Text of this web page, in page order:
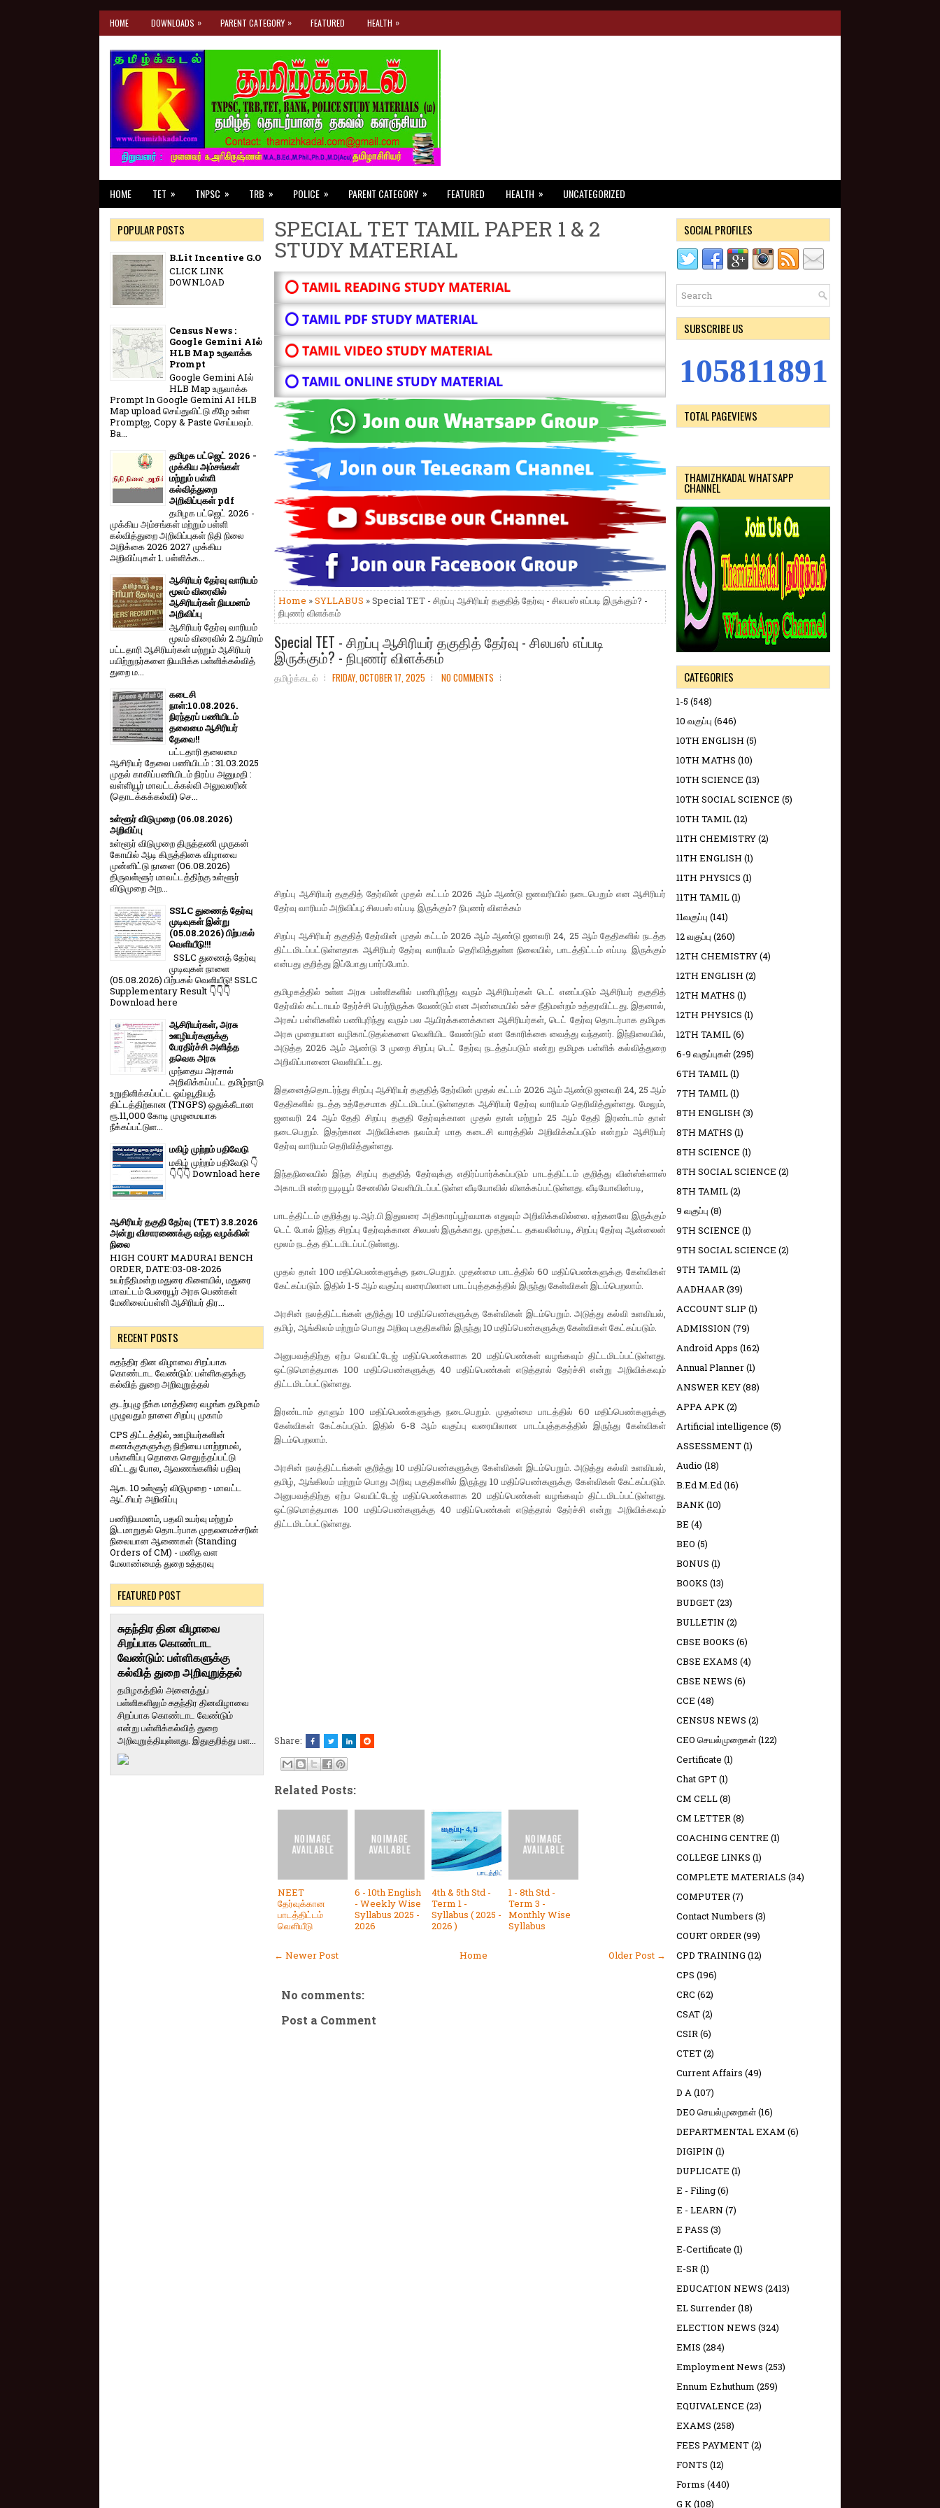
HOME DOWNLOADS » PARENT CATEGORY » FEATURED HEALTH »
HOME TET » TNPSC » TRB » POLICE » PARENT CATEGORY » FEATURED HEALTH » UNCATEGORIZED
SPECIAL TET TAMIL PAPER 1 & 2
STUDY MATERIAL
⭕ TAMIL READING STUDY MATERIAL
⭕ TAMIL PDF STUDY MATERIAL
⭕ TAMIL VIDEO STUDY MATERIAL
⭕ TAMIL ONLINE STUDY MATERIAL
Home »SYLLABUS » Special TET - சிறப்பு ஆசிரியர் தகுதித் தேர்வு - சிலபஸ் எப்படி இருக்கும்? -
நிபுணர் விளக்கம்
Special TET - சிறப்பு ஆசிரியர் தகுதித் தேர்வு - சிலபஸ் எப்படி
இருக்கும்? - நிபுணர் விளக்கம்
தமிழ்க்கடல் FRIDAY, OCTOBER 17, 2025 NO COMMENTS
சிறப்பு ஆசிரியர் தகுதித் தேர்வின் முதல் கட்டம் 2026 ஆம் ஆண்டு ஜனவரியில் நடைபெறும் என ஆசிரியர்
தேர்வு வாரியம் அறிவிப்பு; சிலபஸ் எப்படி இருக்கும்? நிபுணர் விளக்கம்
சிறப்பு ஆசிரியர் தகுதித் தேர்வின் முதல் கட்டம் 2026 ஆம் ஆண்டு ஜனவரி 24, 25 ஆம் தேதிகளில் நடத்த
திட்டமிடப்பட்டுள்ளதாக ஆசிரியர் தேர்வு வாரியம் தெரிவித்துள்ள நிலையில், பாடத்திட்டம் எப்படி இருக்கும்
என்பது குறித்து இப்போது பார்ப்போம்.
தமிழகத்தில் உள்ள அரசு பள்ளிகளில் பணிபுரிந்து வரும் ஆசிரியர்கள் டெட் எனப்படும் ஆசிரியர் தகுதித்
தேர்வில் கட்டாயம் தேர்ச்சி பெற்றிருக்க வேண்டும் என அண்மையில் உச்ச நீதிமன்றம் உத்தரவிட்டது. இதனால்,
அரசுப் பள்ளிகளில் பணிபுரிந்து வரும் பல ஆயிரக்கணக்கான ஆசிரியர்கள், டெட் தேர்வு தொடர்பாக தமிழக
அரசு முறையான வழிகாட்டுதல்களை வெளியிட வேண்டும் என கோரிக்கை வைத்து வந்தனர். இந்நிலையில்,
அடுத்த 2026 ஆம் ஆண்டு 3 முறை சிறப்பு டெட் தேர்வு நடத்தப்படும் என்று தமிழக பள்ளிக் கல்வித்துறை
அறிவிப்பாணை வெளியிட்டது.
இதனைத்தொடர்ந்து சிறப்பு ஆசிரியர் தகுதித் தேர்வின் முதல் கட்டம் 2026 ஆம் ஆண்டு ஜனவரி 24, 25 ஆம்
தேதிகளில் நடத்த உத்தேசமாக திட்டமிடப்பட்டுள்ளதாக ஆசிரியர் தேர்வு வாரியம் தெரிவித்துள்ளது. மேலும்,
ஜனவரி 24 ஆம் தேதி சிறப்பு தகுதி தேர்வுக்கான முதல் தாள் மற்றும் 25 ஆம் தேதி இரண்டாம் தாள்
நடைபெறும். இதற்கான அறிவிக்கை நவம்பர் மாத கடைசி வாரத்தில் அறிவிக்கப்படும் என்றும் ஆசிரியர்
தேர்வு வாரியம் தெரிவித்துள்ளது.
இந்தநிலையில் இந்த சிறப்பு தகுதித் தேர்வுக்கு எதிர்ப்பார்க்கப்படும் பாடத்திட்டம் குறித்து வின்ஸ்க்ளாஸ்
அகாடமி என்ற யூடியூப் சேனலில் வெளியிடப்பட்டுள்ள வீடியோவில் விளக்கப்பட்டுள்ளது. வீடியோவின்படி,
பாடத்திட்டம் குறித்து டி.ஆர்.பி இதுவரை அதிகாரப்பூர்வமாக எதுவும் அறிவிக்கவில்லை. ஏற்கனவே இருக்கும்
டெட் போல் இந்த சிறப்பு தேர்வுக்கான சிலபஸ் இருக்காது. முதற்கட்ட தகவலின்படி, சிறப்பு தேர்வு ஆன்லைன்
மூலம் நடத்த திட்டமிடப்பட்டுள்ளது.
முதல் தாள் 100 மதிப்பெண்களுக்கு நடைபெறும். முதன்மை பாடத்தில் 60 மதிப்பெண்களுக்கு கேள்விகள்
கேட்கப்படும். இதில் 1-5 ஆம் வகுப்பு வரையிலான பாடப்புத்தகத்தில் இருந்து கேள்விகள் இடம்பெறலாம்.
அரசின் நலத்திட்டங்கள் குறித்து 10 மதிப்பெண்களுக்கு கேள்விகள் இடம்பெறும். அடுத்து கல்வி உளவியல்,
தமிழ், ஆங்கிலம் மற்றும் பொது அறிவு பகுதிகளில் இருந்து 10 மதிப்பெண்களுக்கு கேள்விகள் கேட்கப்படும்.
அனுபவத்திற்கு ஏற்ப வெயிட்டேஜ் மதிப்பெண்களாக 20 மதிப்பெண்கள் வழங்கவும் திட்டமிடப்பட்டுள்ளது.
ஒட்டுமொத்தமாக 100 மதிப்பெண்களுக்கு 40 மதிப்பெண்கள் எடுத்தால் தேர்ச்சி என்று அறிவிக்கவும்
திட்டமிடப்பட்டுள்ளது.
இரண்டாம் தாளும் 100 மதிப்பெண்களுக்கு நடைபெறும். முதன்மை பாடத்தில் 60 மதிப்பெண்களுக்கு
கேள்விகள் கேட்கப்படும். இதில் 6-8 ஆம் வகுப்பு வரையிலான பாடப்புத்தகத்தில் இருந்து கேள்விகள்
இடம்பெறலாம்.
அரசின் நலத்திட்டங்கள் குறித்து 10 மதிப்பெண்களுக்கு கேள்விகள் இடம்பெறும். அடுத்து கல்வி உளவியல்,
தமிழ், ஆங்கிலம் மற்றும் பொது அறிவு பகுதிகளில் இருந்து 10 மதிப்பெண்களுக்கு கேள்விகள் கேட்கப்படும்.
அனுபவத்திற்கு ஏற்ப வெயிட்டேஜ் மதிப்பெண்களாக 20 மதிப்பெண்கள் வழங்கவும் திட்டமிடப்பட்டுள்ளது.
ஒட்டுமொத்தமாக 100 மதிப்பெண்களுக்கு 40 மதிப்பெண்கள் எடுத்தால் தேர்ச்சி என்று அறிவிக்கவும்
திட்டமிடப்பட்டுள்ளது.
Share:
Related Posts:
NEET
தேர்வுக்கான
பாடத்திட்டம்
வெளியீடு
6 - 10th English
- Weekly Wise
Syllabus 2025 -
2026
4th & 5th Std -
Term 1 -
Syllabus ( 2025 -
2026 )
1 - 8th Std -
Term 3 -
Monthly Wise
Syllabus
← Newer Post Older Post →
Home
No comments:
Post a Comment
POPULAR POSTS
B.Lit Incentive G.O
CLICK LINK
DOWNLOAD
Census News :
Google Gemini AIல்
HLB Map உருவாக்க
Prompt
Google Gemini AIல்
HLB Map உருவாக்க
Prompt In Google Gemini AI HLB
Map upload செய்துவிட்டு கீழே உள்ள
Promptஐ, Copy & Paste செய்யவும்.
Ba...
தமிழக பட்ஜெட் 2026 -
முக்கிய அம்சங்கள்
மற்றும் பள்ளி
கல்வித்துறை
அறிவிப்புகள் pdf
தமிழக பட்ஜெட் 2026 -
முக்கிய அம்சங்கள் மற்றும் பள்ளி
கல்வித்துறை அறிவிப்புகள் நிதி நிலை
அறிக்கை 2026 2027 முக்கிய
அறிவிப்புகள் 1. பள்ளிக்க...
ஆசிரியர் தேர்வு வாரியம்
மூலம் விரைவில்
ஆசிரியர்கள் நியமனம்
அறிவிப்பு
ஆசிரியர் தேர்வு வாரி​யம்
மூலம் விரை​வில் 2 ஆயிரம்
பட்​ட​தாரி ஆசிரியர்​கள் மற்​றும் ஆசிரியர்
பயிற்றுநர்​களை நியமிக்க பள்​ளிக்​கல்​வித்​
துறை ம...
கடைசி
நாள்:10.08.2026.
நிரந்தரப் பணியிடம்
தலைமை ஆசிரியர்
தேவை!!
பட்டதாரி தலைமை
ஆசிரியர் தேவை பணியிடம் : 31.03.2025
முதல் காலிப்பணியிடம் நிரப்ப அனுமதி :
வள்ளியூர் மாவட்டக்கல்வி அலுவலரின்
(தொடக்கக்கல்வி) செ...
உள்ளூர் விடுமுறை (06.08.2026)
அறிவிப்பு
உள்ளூர் விடுமுறை திருத்தணி முருகன்
கோயில் ஆடி கிருத்திகை விழாவை
முன்னிட்டு நாளை (06.08.2026)
திருவள்ளூர் மாவட்டத்திற்கு உள்ளூர்
விடுமுறை அற...
SSLC துணைத் தேர்வு
முடிவுகள் இன்று
(05.08.2026) பிற்பகல்
வெளியீடு!!!
SSLC துணைத் தேர்வு
முடிவுகள் நாளை
(05.08.2026) பிற்பகல் வெளியீடு! SSLC
Supplementary Result 👇👇👇
Download here
ஆசிரியர்கள், அரசு
ஊழியர்களுக்கு
பேரதிர்ச்சி அளித்த
தவெக அரசு
முந்தைய அரசால்
அறிவிக்கப்பட்ட தமிழ்நாடு
உறுதிளிக்கப்பட்ட ஓய்வூதியத்
திட்டத்திற்கான (TNGPS) ஒதுக்கீடான
ரூ.11,000 கோடி முழுமையாக
நீக்கப்பட்டுள...
மகிழ் முற்றம் பதிவேடு
மகிழ் முற்றம் பதிவேடு 👇
👇👇👇 Download here
ஆசிரியர் தகுதி தேர்வு (TET) 3.8.2026
அன்று விசாரணைக்கு வந்த வழக்கின்
நிலை
HIGH COURT MADURAI BENCH
ORDER, DATE:03-08-2026
உயர்நீதிமன்ற மதுரை கிளையில், மதுரை
மாவட்டம் பேரையூர் அரசு பெண்கள்
மேனிலைப்பள்ளி ஆசிரியர் திர...
RECENT POSTS
சுதந்திர தின விழாவை சிறப்பாக
கொண்டாட வேண்டும்: பள்ளிகளுக்கு
கல்வித் துறை அறிவுறுத்தல்
குடற்புழு நீக்க மாத்திரை வழங்க தமிழகம்
முழுவதும் நாளை சிறப்பு முகாம்
CPS திட்டத்தில், ஊழியர்களின்
கணக்குகளுக்கு நிதியை மாற்றாமல்,
பங்களிப்பு தொகை செலுத்தப்பட்டு
விட்டது போல, ஆவணங்களில் பதிவு
ஆக. 10 உள்ளூர் விடுமுறை - மாவட்ட
ஆட்சியர் அறிவிப்பு
பணிநியமனம், பதவி உயர்வு மற்றும்
இடமாறுதல் தொடர்பாக முதலமைச்சரின்
நிலையான ஆணைகள் (Standing
Orders of CM) - மனித வள
மேலாண்மைத் துறை உத்தரவு
FEATURED POST
சுதந்திர தின விழாவை
சிறப்பாக கொண்டாட
வேண்டும்: பள்ளிகளுக்கு
கல்வித் துறை அறிவுறுத்தல்
தமிழகத்தில் அனைத்துப்
பள்ளிகளிலும் சுதந்திர தினவிழாவை
சிறப்பாக கொண்டாட வேண்டும்
என்று பள்ளிக்கல்வித் துறை
அறிவுறுத்தியுள்ளது. இதுகுறித்து பள...
SOCIAL PROFILES
SUBSCRIBE US
105811891
TOTAL PAGEVIEWS
THAMIZHKADAL WHATSAPP
CHANNEL
CATEGORIES
1-5 (548)
10 வகுப்பு (646)
10TH ENGLISH (5)
10TH MATHS (10)
10TH SCIENCE (13)
10TH SOCIAL SCIENCE (5)
10TH TAMIL(12)
11TH CHEMISTRY(2)
11TH ENGLISH (1)
11TH PHYSICS (1)
11TH TAMIL(1)
11வகுப்பு (141)
12 வகுப்பு (260)
12TH CHEMISTRY(4)
12TH ENGLISH (2)
12TH MATHS (1)
12TH PHYSICS (1)
12TH TAMIL(6)
6-9 வகுப்புகள்(295)
6TH TAMIL(1)
7TH TAMIL(1)
8TH ENGLISH (3)
8TH MATHS (1)
8TH SCIENCE (1)
8TH SOCIAL SCIENCE (2)
8TH TAMIL(2)
9 வகுப்பு (8)
9TH SCIENCE (1)
9TH SOCIAL SCIENCE (2)
9TH TAMIL(2)
AADHAAR(39)
ACCOUNT SLIP (1)
ADMISSION (79)
Android Apps (162)
Annual Planner(1)
ANSWER KEY(88)
APPA APK(2)
Artificial intelligence (5)
ASSESSMENT(1)
Audio (18)
B.Ed M.Ed(16)
BANK(10)
BE (4)
BEO (5)
BONUS (1)
BOOKS (13)
BUDGET(23)
BULLETIN (2)
CBSE BOOKS (6)
CBSE EXAMS (4)
CBSE NEWS (6)
CCE (48)
CENSUS NEWS (2)
CEO செயல்முறைகள்(122)
Certificate (1)
Chat GPT(1)
CM CELL(8)
CM LETTER(8)
COACHING CENTRE (1)
COLLEGE LINKS (1)
COMPLETE MATERIALS (34)
COMPUTER(7)
Contact Numbers (3)
COURT ORDER(99)
CPD TRAINING (12)
CPS (196)
CRC (62)
CSAT(2)
CSIR(6)
CTET(2)
Current Affairs (49)
D A(107)
DEO செயல்முறைகள்(16)
DEPARTMENTAL EXAM (6)
DIGIPIN (1)
DUPLICATE (1)
E - Filing(6)
E - LEARN (7)
E PASS (3)
E-Certificate (1)
E-SR(1)
EDUCATION NEWS (2413)
EL Surrender(18)
ELECTION NEWS (324)
EMIS (284)
Employment News (253)
Ennum Ezhuthum (259)
EQUIVALENCE (23)
EXAMS (258)
FEES PAYMENT(2)
FONTS (12)
Forms (440)
G K(108)